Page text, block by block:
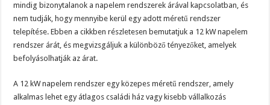
mindig bizonytalanok a napelem rendszerek árával kapcsolatban, és
nem tudják, hogy mennyibe kerül egy adott méretű rendszer
telepítése. Ebben a cikkben részletesen bemutatjuk a 12 kW napelem
rendszer árát, és megvizsgáljuk a különböző tényezőket, amelyek
befolyásolhatják az árat.
A 12 kW napelem rendszer egy közepes méretű rendszer, amely
alkalmas lehet egy átlagos családi ház vagy kisebb vállalkozás